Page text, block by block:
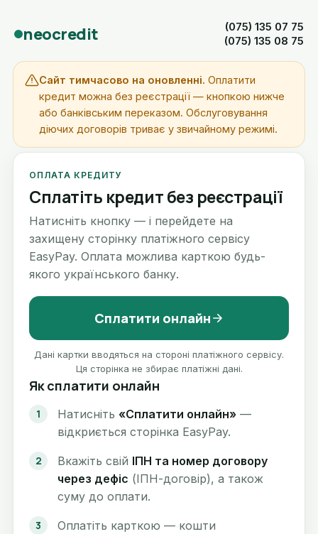
neocredit
(075) 135 07 75
(075) 135 08 75
Сайт тимчасово на оновленні. Оплатити
кредит можна без реєстрації — кнопкою нижче
або банківським переказом. Обслуговування
діючих договорів триває у звичайному режимі.
ОПЛАТА КРЕДИТУ
Сплатіть кредит без реєстрації
Натисніть кнопку — і перейдете на
захищену сторінку платіжного сервісу
EasyPay. Оплата можлива карткою будь-
якого українського банку.
Сплатити онлайн
Дані картки вводяться на стороні платіжного сервісу.
Ця сторінка не збирає платіжні дані.
Як сплатити онлайн
Натисніть «Сплатити онлайн» —
відкриється сторінка EasyPay.
Вкажіть свій ІПН та номер договору
через дефіс (ІПН-договір), а також
суму до оплати.
Оплатіть карткою — кошти